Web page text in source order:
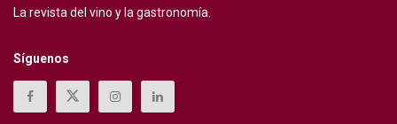
La revista del vino y la gastronomía.
Síguenos